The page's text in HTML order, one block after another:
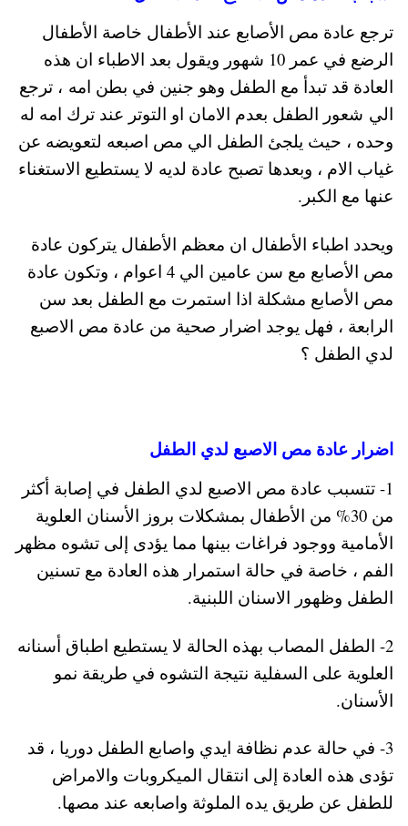
ترجع عادة مص الأصابع عند الأطفال خاصة الأطفال
الرضع في عمر 10 شهور ويقول بعد الاطباء ان هذه
العادة قد تبدأ مع الطفل وهو جنين في بطن امه ، ترجع
الي شعور الطفل بعدم الامان او التوتر عند ترك امه له
وحده ، حيث يلجئ الطفل الي مص اصبعه لتعويضه عن
غياب الام ، وبعدها تصبح عادة لديه لا يستطيع الاستغناء
عنها مع الكبر.
ويحدد اطباء الأطفال ان معظم الأطفال يتركون عادة
مص الأصابع مع سن عامين الي 4 اعوام ، وتكون عادة
مص الأصابع مشكلة اذا استمرت مع الطفل بعد سن
الرابعة ، فهل يوجد اضرار صحية من عادة مص الاصبع
لدي الطفل ؟
اضرار عادة مص الاصبع لدي الطفل
1- تتسبب عادة مص الاصبع لدي الطفل في إصابة أكثر
من 30% من الأطفال بمشكلات بروز الأسنان العلوية
الأمامية ووجود فراغات بينها مما يؤدى إلى تشوه مظهر
الفم ، خاصة في حالة استمرار هذه العادة مع تسنين
الطفل وظهور الاسنان اللبنية.
2- الطفل المصاب بهذه الحالة لا يستطيع اطباق أسنانه
العلوية على السفلية نتيجة التشوه في طريقة نمو
الأسنان.
3- في حالة عدم نظافة ايدي واصابع الطفل دوريا ، قد
تؤدى هذه العادة إلى انتقال الميكروبات والامراض
للطفل عن طريق يده الملوثة واصابعه عند مصها.